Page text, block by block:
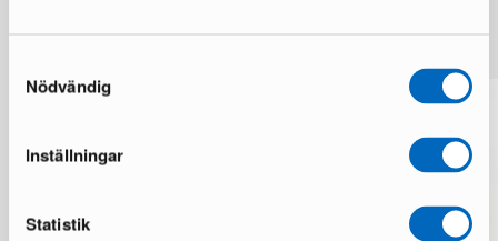
Nödvändig
Inställningar
Statistik
Mer från samma märke